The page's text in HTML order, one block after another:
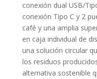
conexión dual USB/
conexión Tipo C y 2
café y una amplia
en caja individual de
una solución circular
los residuos
alternativa sostenible